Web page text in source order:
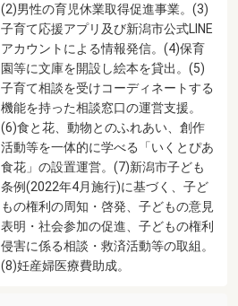
(2)男性の育児休業取得促進事業。(3)
子育て応援アプリ及び新潟市公式LINE
アカウントによる情報発信。(4)保育
園等に文庫を開設し絵本を貸出。(5)
子育て相談を受けコーディネートする
機能を持った相談窓口の運営支援。
(6)食と花、動物とのふれあい、創作
活動等を一体的に学べる「いくとぴあ
食花」の設置運営。(7)新潟市子ども
条例(2022年4月施行)に基づく、子ど
もの権利の周知・啓発、子どもの意見
表明・社会参加の促進、子どもの権利
侵害に係る相談・救済活動等の取組。
(8)妊産婦医療費助成。